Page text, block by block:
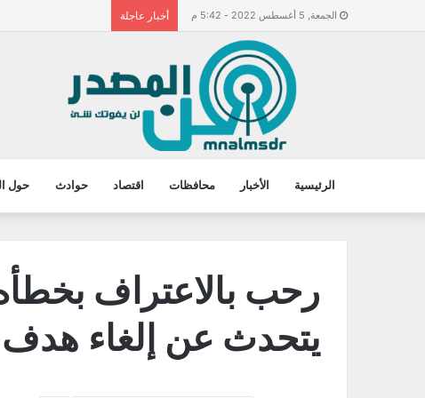
الجمعة, 5 أغسطس 2022 - 5:42 م أخبار عاجلة
الرئيسية الأخبار محافظات اقتصاد حوادث حول
رحب بالاعتراف
يتحدث عن إلغاء هدف